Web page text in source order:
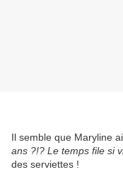
Il semble que Maryline
ans ?!? Le temps file si
des serviettes !